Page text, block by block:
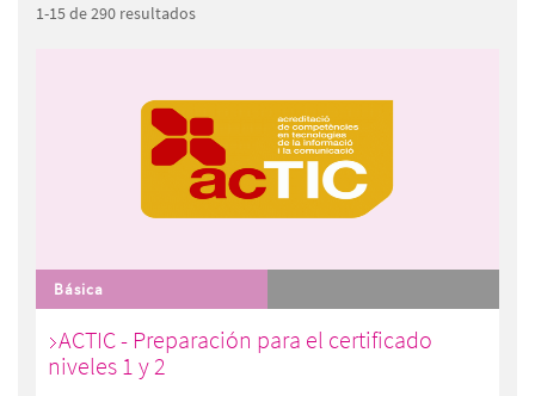
1-15 de 290 resultados
Básica
ACTIC - Preparación para el certificado
niveles 1 y 2